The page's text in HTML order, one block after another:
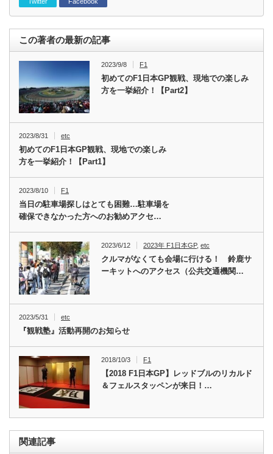
この著者の最新の記事
2023/9/8 F1
初めてのF1日本GP観戦、現地での楽しみ
方を一挙紹介！【Part2】
2023/8/31 etc
初めてのF1日本GP観戦、現地での楽しみ
方を一挙紹介！【Part1】
2023/8/10 F1
当日の駐車場探しはとても困難…駐車場を
確保できなかった方へのお勧めアクセ…
2023/6/12 2023年 F1日本GP,etc
クルマがなくても会場に行ける！ 鈴鹿サ
ーキットへのアクセス（公共交通機関…
2023/5/31 etc
『観戦塾』活動再開のお知らせ
2018/10/3 F1
【2018 F1日本GP】レッドブルのリカルド
＆フェルスタッペンが来日！…
関連記事